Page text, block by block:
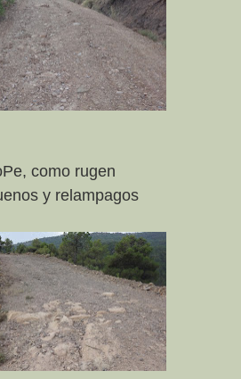
como rugen
y relampagos